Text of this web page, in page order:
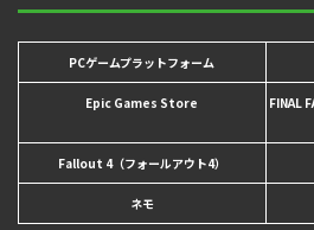
PCゲームプラットフォーム
Epic Games Store
FINAL
Fallout 4（フォールアウト4）
ネモ